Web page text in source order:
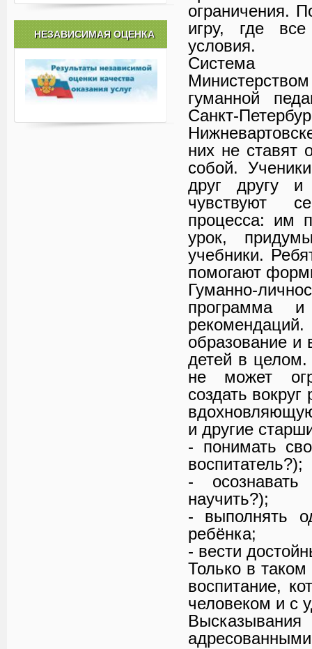
ограничения.
игру, где
условия.
Система
гуманной
Санкт-
них не ставят
собой.
друг другу и
чувствуют
процесса: им
урок,
учебники.
помогают
Гуманно-
программа
образование и
детей в
не может
создать
и другие
- понимать
воспитатель?);
-
научить?);
- выполнять
ребёнка;
- вести
Только в
воспитание,
человеком и с
НЕЗАВИСИМАЯ ОЦЕНКА